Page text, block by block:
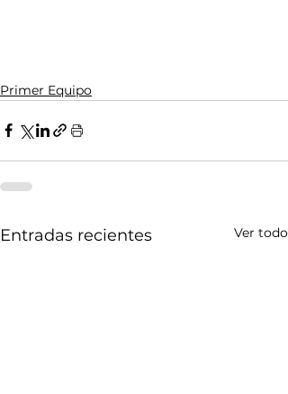
Primer Equipo
Entradas recientes Ver todo